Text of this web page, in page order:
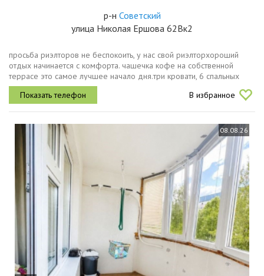
р-н Советский
улица Николая Ершова 62Вк2
просьба риэлторов не беспокоить, у нас свой риэлторхороший
отдых начинается с комфорта. чашечка кофе на собственной
террасе это самое лучшее начало дня.три кровати, 6 спальных
мест двуспальная кровать с ортопедическим матрасом, огромный
диван и...
В избранное
08.08.26